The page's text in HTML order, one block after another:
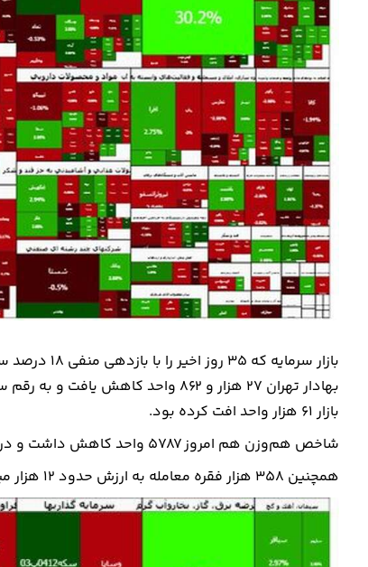
بازار
بازار ۶۱ هزار واحد افت کرده بود.
شاخص هم‌وزن هم امروز ۵۷۸۷ واحد کاهش داشت و در عدد ۹۴۴ هزار و ۴۳۷ واحد ایستاد.
همچنین ۳۵۸ هزار فقره معامله به ارزش حدود ۱۲ هزار میلیارد تومان در بازار سهام انجام شد.